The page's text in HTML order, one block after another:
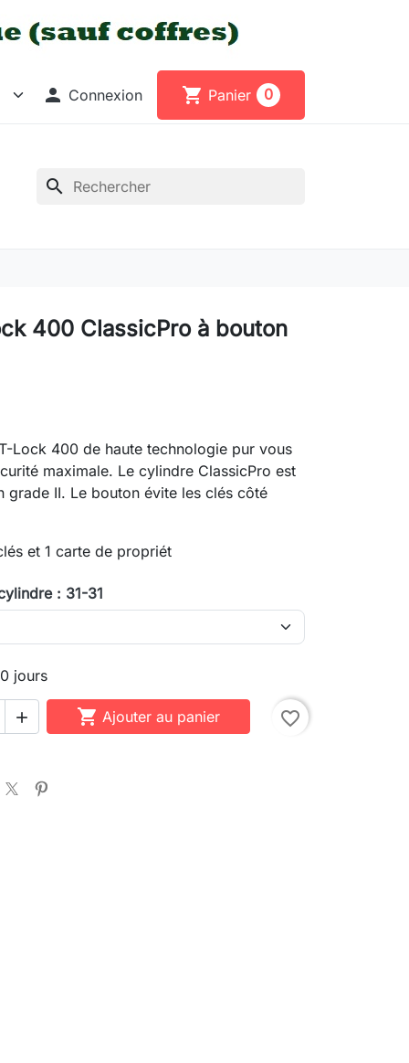
 Connexion shopping_cart Panier 0
search
400 ClassicPro à bouton
Lock 400 de haute technologie pur vous
maximale. Le cylindre ClassicPro est
grade II. Le bouton évite les clés côté
et 1 carte de propriét
: 31-31
jours
  Ajouter au panier favorite_border